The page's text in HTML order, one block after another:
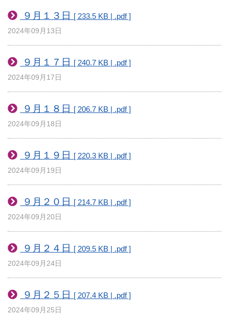
９月１３日 [ 233.5 KB | .pdf ]
2024年09月13日
９月１７日 [ 240.7 KB | .pdf ]
2024年09月17日
９月１８日 [ 206.7 KB | .pdf ]
2024年09月18日
９月１９日 [ 220.3 KB | .pdf ]
2024年09月19日
９月２０日 [ 214.7 KB | .pdf ]
2024年09月20日
９月２４日 [ 209.5 KB | .pdf ]
2024年09月24日
９月２５日 [ 207.4 KB | .pdf ]
2024年09月25日